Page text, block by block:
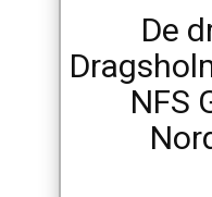
Antikviteter
Arkæologi
Arkitektur
De
NFS